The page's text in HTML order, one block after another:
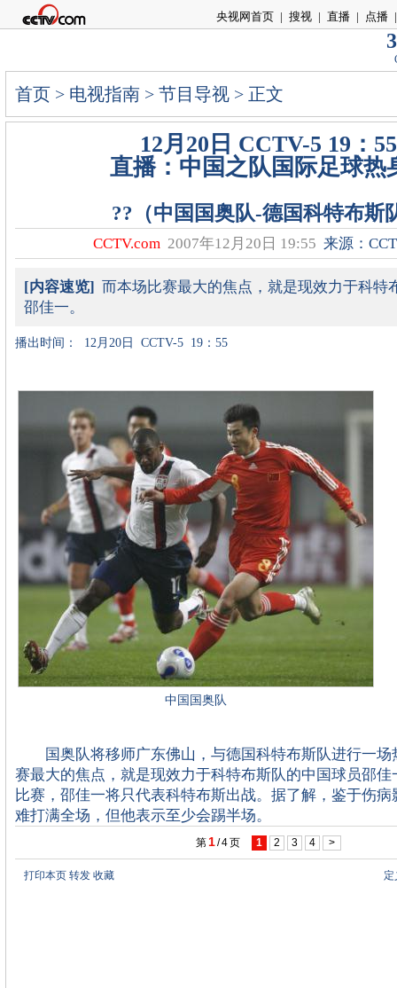
央视网首页 | 搜视 | 直播 | 点播 |
首页 > 电视指南 > 节目导视 > 正文
12月20日 CCTV-5 19：55
直播：中国之队国际足球热
??（中国国奥队-德国科特布斯
CCTV.com 2007年12月20日 19:55 来源：
[内容速览] 而本场比赛最大的焦点，就是现效力于科特
邵佳一。
播出时间： 12月20日 CCTV-5 19：55
中国国奥队
国奥队将移师广东佛山，与德国科特布斯队进行一场
赛最大的焦点，就是现效力于科特布斯队的中国球员邵
比赛，邵佳一将只代表科特布斯出战。据了解，鉴于伤
难打满全场，但他表示至少会踢半场。
第 1/4页 1 2 3 4 >
打印本页 转发 收藏